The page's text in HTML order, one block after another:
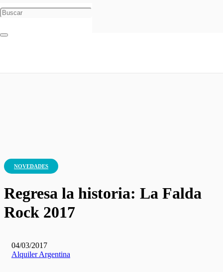
Inicio
Novedades
NOVEDADES
Regresa la historia: La Falda
Rock 2017
04/03/2017
Alquiler Argentina